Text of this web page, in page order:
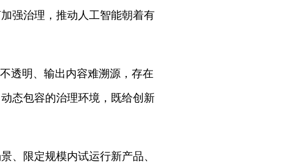
强治理，推动人工智能朝着有
透明、输出内容难溯源，存在
态包容的治理环境，既给创新
、限定规模内试运行新产品、